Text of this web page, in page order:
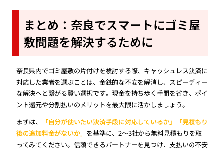
まとめ：奈良でスマートにゴミ屋
敷問題を解決するために
奈良県内でゴミ屋敷の片付けを検討する際、キャッシュレス決済に
対応した業者を選ぶことは、金銭的な不安を解消し、スピーディー
な解決へと繋がる賢い選択です。現金を持ち歩く手間を省き、ポイ
ント還元や分割払いのメリットを最大限に活かしましょう。
まずは、
「自分が使いたい決済手段に対応しているか」「見積もり
後の追加料金がないか」 を基準に、2〜3社から無料見積もりを取
ってみてください。信頼できるパートナーを見つけ、支払いの不安